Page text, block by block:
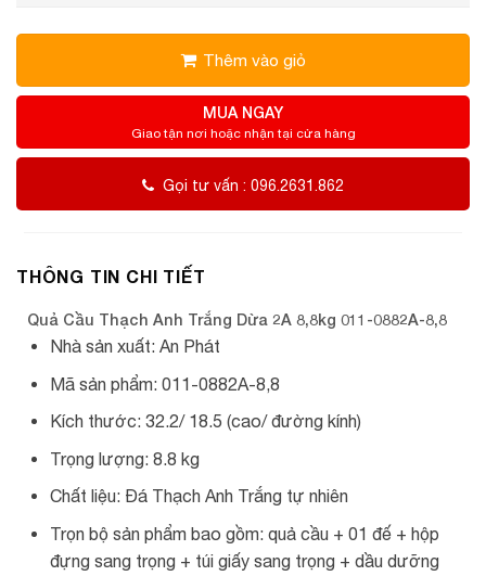
Thêm vào giỏ
MUA NGAY
Giao tận nơi hoặc nhận tại cửa hàng
Gọi tư vấn : 096.2631.862
THÔNG TIN CHI TIẾT
Quả Cầu Thạch Anh Trắng Dừa 2A 8,8kg 011-0882A-8,8
Nhà sản xuất: An Phát
Mã sản phẩm: 011-0882A-8,8
Kích thước: 32.2/ 18.5 (cao/ đường kính)
Trọng lượng: 8.8 kg
Chất liệu: Đá Thạch Anh Trắng tự nhiên
Trọn bộ sản phẩm bao gồm: quả cầu + 01 đế + hộp
đựng sang trọng + túi giấy sang trọng + dầu dưỡng